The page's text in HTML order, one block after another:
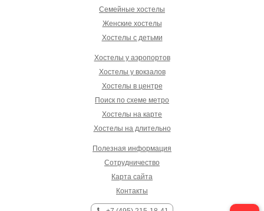
Семейные хостелы
Женские хостелы
Хостелы с детьми
Хостелы у аэропортов
Хостелы у вокзалов
Хостелы в центре
Поиск по схеме метро
Хостелы на карте
Хостелы на длительно
Полезная информация
Сотрудничество
Карта сайта
Контакты